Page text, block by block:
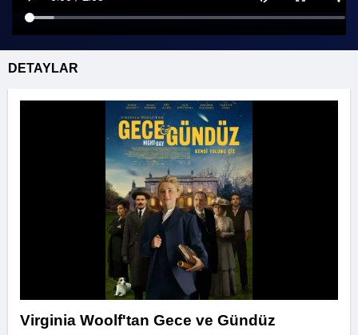
DETAYLAR
Virginia Woolf'tan Gece ve Gündüz